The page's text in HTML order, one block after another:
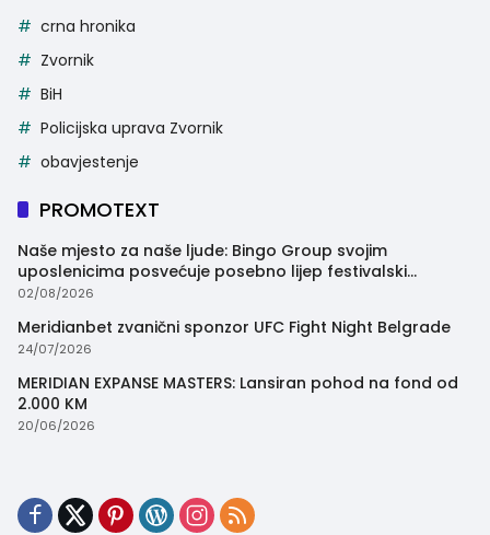
crna hronika
Zvornik
BiH
Policijska uprava Zvornik
obavjestenje
PROMOTEXT
Naše mjesto za naše ljude: Bingo Group svojim
uposlenicima posvećuje posebno lijep festivalski
trenutak
02/08/2026
Meridianbet zvanični sponzor UFC Fight Night Belgrade
24/07/2026
MERIDIAN EXPANSE MASTERS: Lansiran pohod na fond od
2.000 KM
20/06/2026